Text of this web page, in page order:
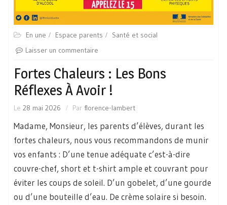
En une Espace parents
Santé et social
Laisser un commentaire
Fortes Chaleurs : Les Bons
Réflexes À Avoir !
Le 28 mai 2026 Par florence-lambert
Madame, Monsieur, les parents d’élèves, durant les
fortes chaleurs, nous vous recommandons de munir
vos enfants : D’une tenue adéquate c’est-à-dire
couvre-chef, short et t-shirt ample et couvrant pour
éviter les coups de soleil. D’un gobelet, d’une gourde
ou d’une bouteille d’eau. De crème solaire si besoin.